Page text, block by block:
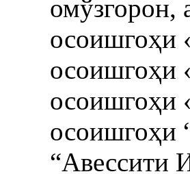
омўзгорон,
осоишгоҳи
осоишгоҳи
осоишгоҳи
осоишгоҳи
“Авессити